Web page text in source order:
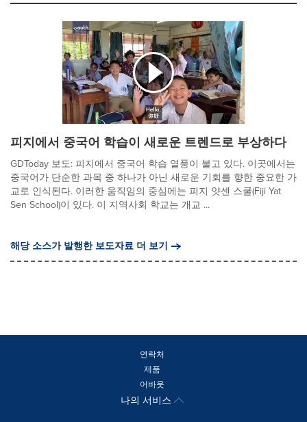
피지에서 중국어 학습이 새로운 트렌드로 부상하다
GDToday 보도: 피지에서 중국어 학습 열풍이 불고 있다. 이곳에서는
중국어가 단순한 과목 중 하나가 아닌 새로운 기회를 향한 중요한 가
교로 인식된다. 이러한 움직임의 중심에는 피지 얏센 스쿨(Fiji Yat
Sen School)이 있다. 이 지역사회 학교는 개교 ...
해당 소스가 발행한 보도자료 더 보기
연락처
제품
어바웃
나의 서비스